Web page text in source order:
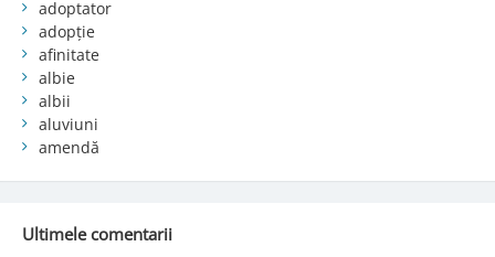
adoptator
adopție
afinitate
albie
albii
aluviuni
amendă
Ultimele comentarii